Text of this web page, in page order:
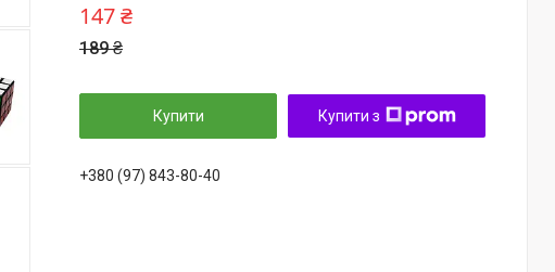
189 ₴
147 ₴
Купити Купити з
+380 (97) 843-80-40